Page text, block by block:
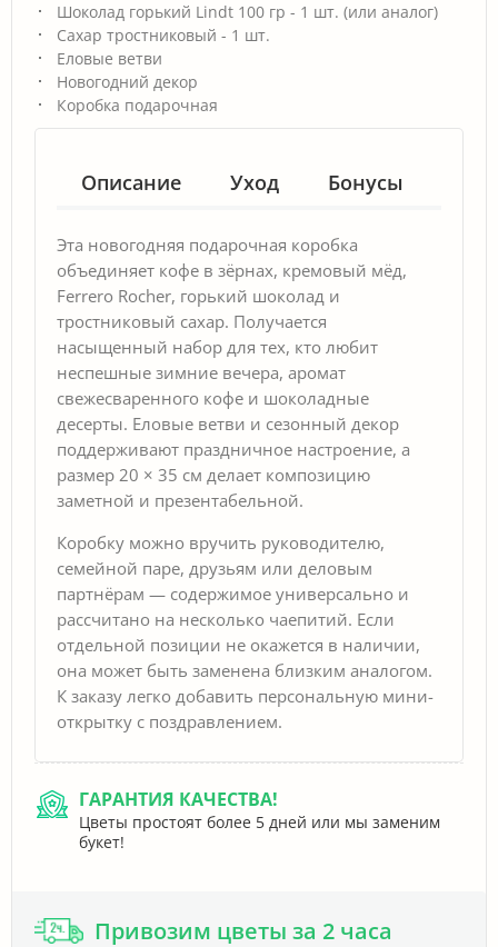
Шоколад горький Lindt 100 гр - 1 шт. (или аналог)
Сахар тростниковый - 1 шт.
Еловые ветви
Новогодний декор
Коробка подарочная
Описание Уход Бонусы
Эта новогодняя подарочная коробка
объединяет кофе в зёрнах, кремовый мёд,
Ferrero Rocher, горький шоколад и
тростниковый сахар. Получается
насыщенный набор для тех, кто любит
неспешные зимние вечера, аромат
свежесваренного кофе и шоколадные
десерты. Еловые ветви и сезонный декор
поддерживают праздничное настроение, а
размер 20 × 35 см делает композицию
заметной и презентабельной.
Коробку можно вручить руководителю,
семейной паре, друзьям или деловым
партнёрам — содержимое универсально и
рассчитано на несколько чаепитий. Если
отдельной позиции не окажется в наличии,
она может быть заменена близким аналогом.
К заказу легко добавить персональную мини-
открытку с поздравлением.
ГАРАНТИЯ КАЧЕСТВА!
Цветы простоят более 5 дней или мы заменим
букет!
Привозим цветы за 2 часа